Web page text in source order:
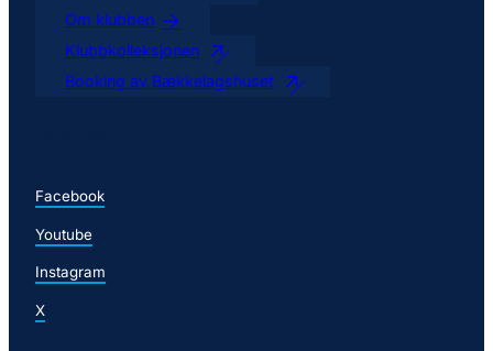
Om klubben
Klubbkolleksjonen
Booking av Bækkelagshuset
Facebook
Youtube
Instagram
X